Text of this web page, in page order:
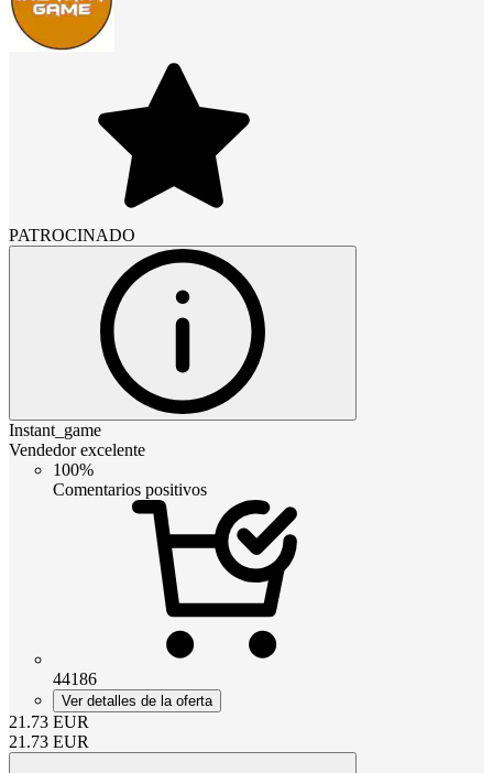
PATROCINADO
Instant_game
Vendedor excelente
100%
Comentarios positivos
44186
Ver detalles de la oferta
21.73 EUR
21.73 EUR